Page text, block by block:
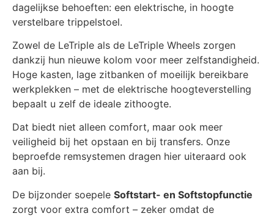
dagelijkse behoeften: een elektrische, in hoogte
verstelbare trippelstoel.
Zowel de LeTriple als de LeTriple Wheels zorgen
dankzij hun nieuwe kolom voor meer zelfstandigheid.
Hoge kasten, lage zitbanken of moeilijk bereikbare
werkplekken – met de elektrische hoogteverstelling
bepaalt u zelf de ideale zithoogte.
Dat biedt niet alleen comfort, maar ook meer
veiligheid bij het opstaan en bij transfers. Onze
beproefde remsystemen dragen hier uiteraard ook
aan bij.
De bijzonder soepele Softstart- en Softstopfunctie
zorgt voor extra comfort – zeker omdat de